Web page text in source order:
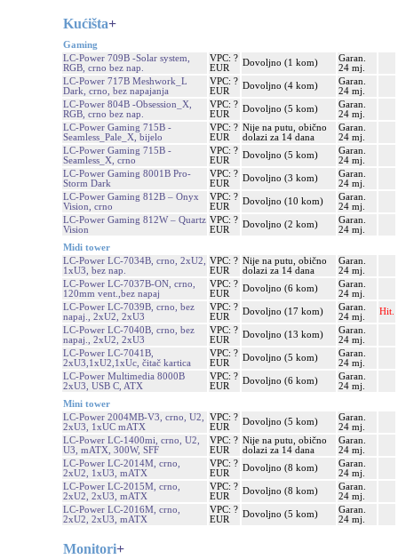
Kućišta+
Gaming
LC-Power 709B -Solar system,
RGB, crno bez nap.
VPC: ?
EUR
Dovoljno (1 kom)
Garan.
24 mj.
LC-Power 717B Meshwork_L
Dark, crno, bez napajanja
VPC: ?
EUR
Dovoljno (4 kom)
Garan.
24 mj.
LC-Power 804B -Obsession_X,
RGB, crno bez nap.
VPC: ?
EUR
Dovoljno (5 kom)
Garan.
24 mj.
LC-Power Gaming 715B -
Seamless_Pale_X, bijelo
VPC: ?
EUR
Nije na putu, obično
dolazi za 14 dana
Garan.
24 mj.
LC-Power Gaming 715B -
Seamless_X, crno
VPC: ?
EUR
Dovoljno (5 kom)
Garan.
24 mj.
LC-Power Gaming 8001B Pro-
Storm Dark
VPC: ?
EUR
Dovoljno (3 kom)
Garan.
24 mj.
LC-Power Gaming 812B – Onyx
Vision, crno
VPC: ?
EUR
Dovoljno (10 kom)
Garan.
24 mj.
LC-Power Gaming 812W – Quartz
Vision
VPC: ?
EUR
Dovoljno (2 kom)
Garan.
24 mj.
Midi tower
LC-Power LC-7034B, crno, 2xU2,
1xU3, bez nap.
VPC: ?
EUR
Nije na putu, obično
dolazi za 14 dana
Garan.
24 mj.
LC-Power LC-7037B-ON, crno,
120mm vent.,bez napaj
VPC: ?
EUR
Dovoljno (6 kom)
Garan.
24 mj.
LC-Power LC-7039B, crno, bez
napaj., 2xU2, 2xU3
VPC: ?
EUR
Dovoljno (17 kom)
Garan.
24 mj.
Hit.
LC-Power LC-7040B, crno, bez
napaj., 2xU2, 2xU3
VPC: ?
EUR
Dovoljno (13 kom)
Garan.
24 mj.
LC-Power LC-7041B,
2xU3,1xU2,1xUc, čitač kartica
VPC: ?
EUR
Dovoljno (5 kom)
Garan.
24 mj.
LC-Power Multimedia 8000B
2xU3, USB C, ATX
VPC: ?
EUR
Dovoljno (6 kom)
Garan.
24 mj.
Mini tower
LC-Power 2004MB-V3, crno, U2,
2xU3, 1xUC mATX
VPC: ?
EUR
Dovoljno (5 kom)
Garan.
24 mj.
LC-Power LC-1400mi, crno, U2,
U3, mATX, 300W, SFF
VPC: ?
EUR
Nije na putu, obično
dolazi za 14 dana
Garan.
24 mj.
LC-Power LC-2014M, crno,
2xU2, 1xU3, mATX
VPC: ?
EUR
Dovoljno (8 kom)
Garan.
24 mj.
LC-Power LC-2015M, crno,
2xU2, 2xU3, mATX
VPC: ?
EUR
Dovoljno (8 kom)
Garan.
24 mj.
LC-Power LC-2016M, crno,
2xU2, 2xU3, mATX
VPC: ?
EUR
Dovoljno (5 kom)
Garan.
24 mj.
Monitori+